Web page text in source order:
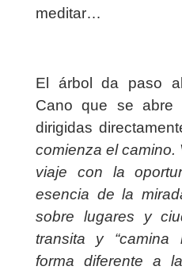
meditar…
El árbol da paso
Cano que se abre
dirigidas
comienza el camino.
viaje con la
esencia de la
sobre lugares y
transita y “camina
forma diferente a